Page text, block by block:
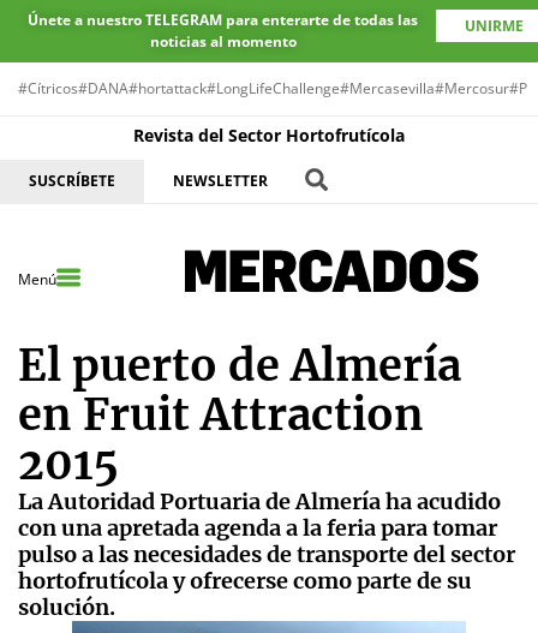
Únete a nuestro TELEGRAM para enterarte de todas las
noticias al momento
UNIRME
#Cítricos#DANA#hortattack#LongLifeChallenge#Mercasevilla#Mercosur
Revista del Sector Hortofrutícola
SUSCRÍBETE NEWSLETTER
Menú
El puerto de Almería
en Fruit Attraction
2015
La Autoridad Portuaria de Almería ha acudido
con una apretada agenda a la feria para tomar
pulso a las necesidades de transporte del sector
hortofrutícola y ofrecerse como parte de su
solución.